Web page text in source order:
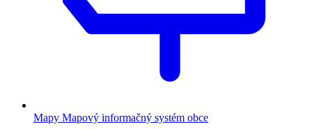
Mapy Mapový informačný systém obce